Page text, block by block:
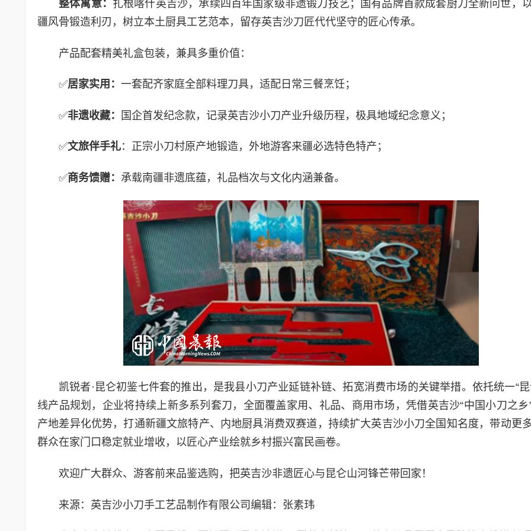
整体寓意： 扎根喀什英吉沙，承续四百年国家级非遗锻刀技艺；国有品牌首款成套厨刀全新问世，
疆风骨锻造利刃，树立本土厨具工艺范本，留存英吉沙刀匠代代坚守的匠心传承。
产品配套精美礼盒包装，兼具多重价值：
✅居家实用： 一套配齐家庭全部料理刀具，适配日常三餐烹饪；
✅非遗收藏： 国企首发纪念款，记录英吉沙小刀产业升级历程，极具地域纪念意义；
✅文旅伴手礼：正宗小刀村原产地锻造，外地游客来疆必选特色特产；
✅商务馈赠： 承载南疆非遗底蕴，礼品档次与文化内涵兼备。
凯锐者·昆仑初鉴七件套的推出，是我县小刀产业延链补链、拓宽消费市场的关键举措。依托统一“昆
线产品规划，企业将持续上新多系列套刀，全面覆盖家用、礼品、商用市场，凭借英吉沙“中国小刀之乡
产地差异化优势，打通新疆文旅特产、内地厨具消费双赛道，持续扩大英吉沙小刀全国知名度，带动更
群众在家门口稳定就业增收，以匠心产业绘就乡村振兴富民画卷。
欢迎广大群众、游客前来品鉴选购，把英吉沙非遗匠心与昆仑山河锋芒带回家！
来源：英吉沙小刀手工艺品制作有限公司编辑：张素玮